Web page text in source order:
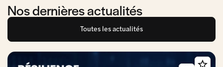
Nos dernières actualités
Toutes les actualités